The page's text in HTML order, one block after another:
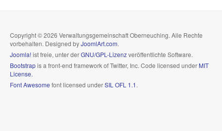
Copyright © 2026 Verwaltungsgemeinschaft Oberneuching. Alle Rechte
vorbehalten. Designed byJoomlArt.com.
Joomla!ist freie, unter derGNU/GPL-Lizenzveröffentlichte Software.
Bootstrapis a front-end framework of Twitter, Inc. Code licensed under MIT
License.
Font Awesome font licensed underSIL OFL 1.1.